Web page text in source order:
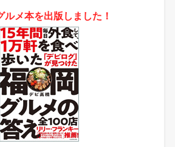
ルメ本を出版しました！